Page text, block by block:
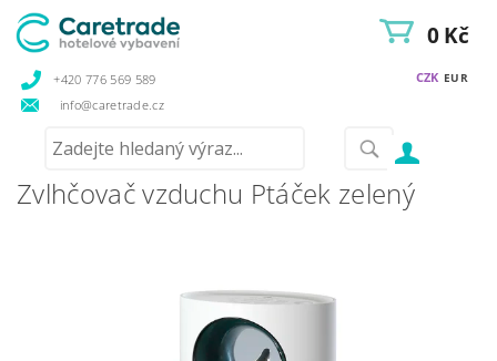
+420 776 569 589
info@caretrade.cz
CZK EUR
0 Kč
Zvlhčovač vzduchu Ptáček zelený